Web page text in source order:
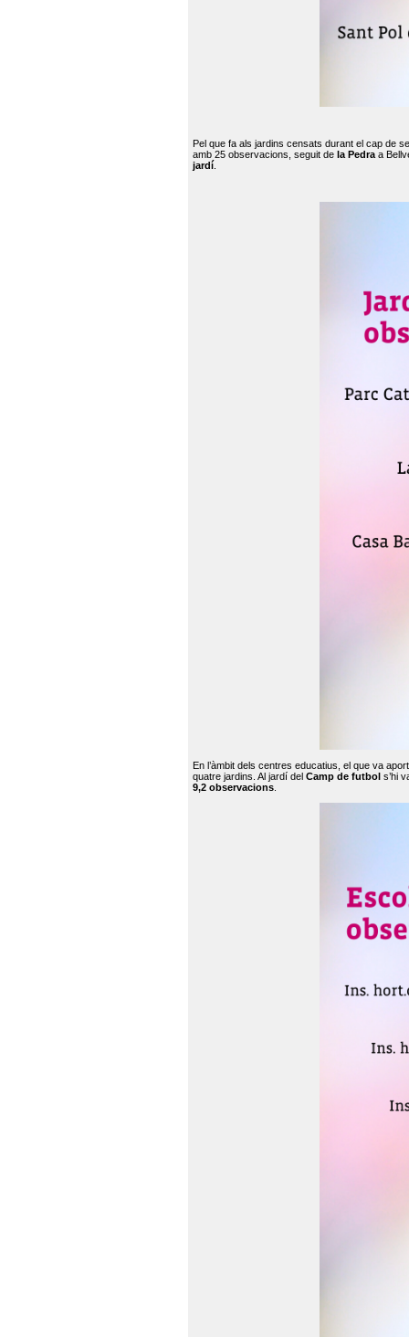
Pel que fa als jardins censats durant el cap de
amb 25 observacions, seguit de la Pedra a
jardí
En l’àmbit dels centres educatius, el que va
quatre jardins. Al jardí del Camp de futbol s’hi
9,2 observacions